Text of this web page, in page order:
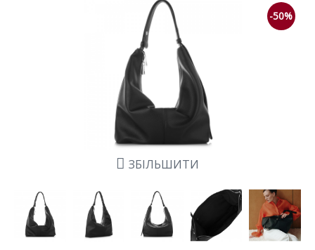
-50%
ЗБІЛЬШИТИ